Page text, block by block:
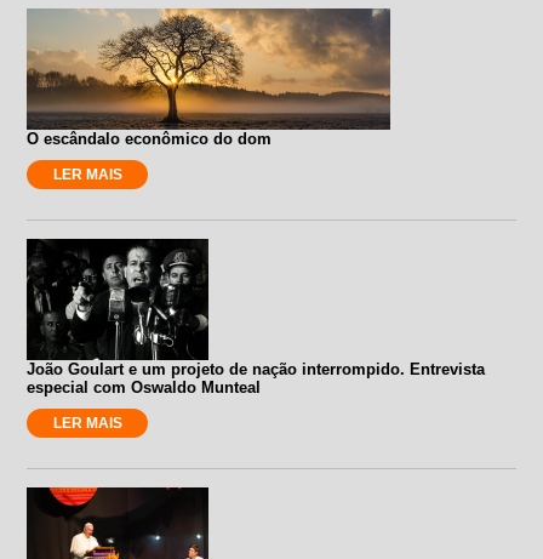
O escândalo econômico do dom
LER MAIS
João Goulart e um projeto de nação interrompido. Entrevista
especial com Oswaldo Munteal
LER MAIS